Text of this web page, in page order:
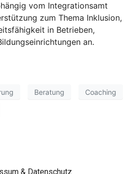
vom Integrationsamt
zum Thema Inklusion,
in Betrieben,
an.
Beratung Coaching
& Datenschutz